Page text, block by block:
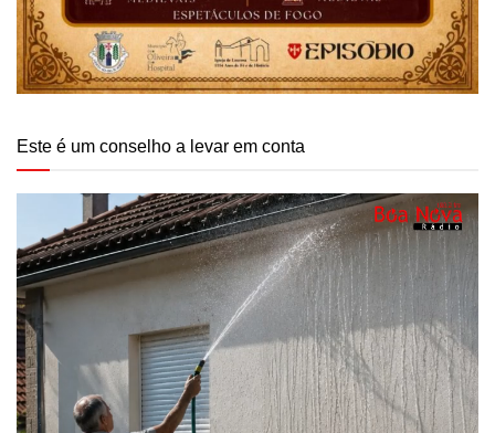
Este é um conselho a levar em conta